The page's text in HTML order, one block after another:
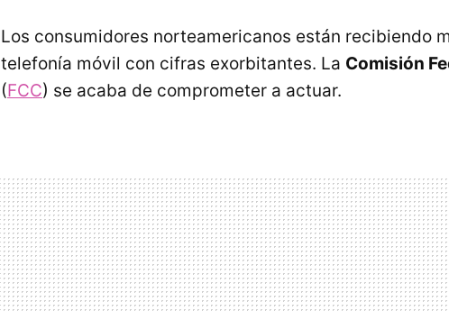
Los consumidores norteamericanos están recibiendo
telefonía móvil con cifras exorbitantes. La Comisión
(FCC) se acaba de comprometer a actuar.